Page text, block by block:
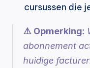
cursussen die
⚠️ Opmerking:
abonnement
huidige